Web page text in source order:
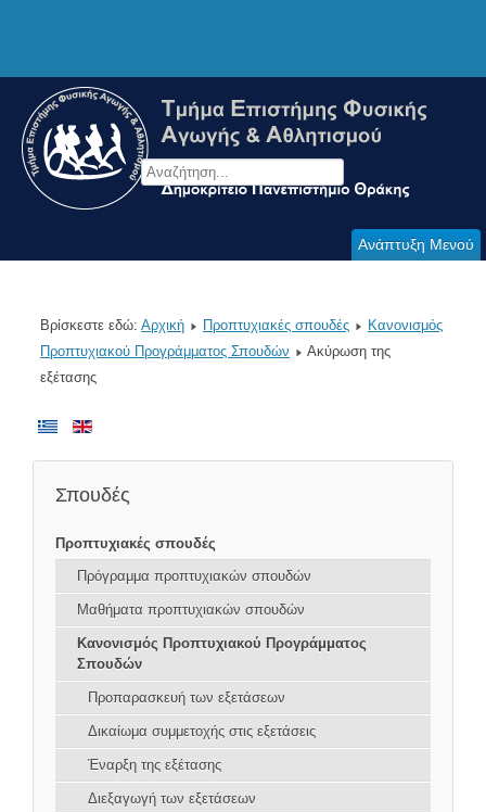
Ανάπτυξη Μενού
Βρίσκεστε εδώ: Αρχική Προπτυχιακές σπουδές
Κανονισμός
Προπτυχιακού Προγράμματος Σπουδών
Ακύρωση της
εξέτασης
Σπουδές
Προπτυχιακές σπουδές
Πρόγραμμα προπτυχιακών σπουδών
Μαθήματα προπτυχιακών σπουδών
Κανονισμός Προπτυχιακού Προγράμματος
Σπουδών
Προπαρασκευή των εξετάσεων
Δικαίωμα συμμετοχής στις εξετάσεις
Έναρξη της εξέτασης
Διεξαγωγή των εξετάσεων